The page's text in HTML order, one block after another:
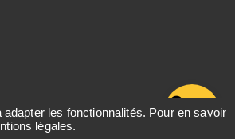
les fonctionnalités. Pour en savoir
légales.